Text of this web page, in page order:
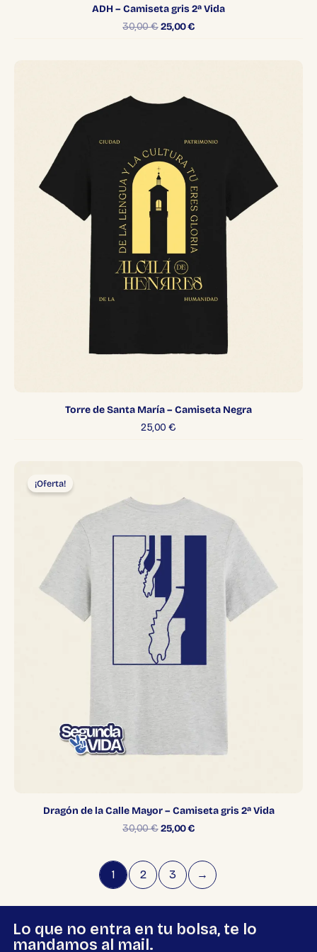
ADH – Camiseta gris 2ª Vida
30,00€ 25,00€
Torre de Santa María – Camiseta Negra
25,00€
¡Oferta!
Dragón de la Calle Mayor – Camiseta gris 2ª Vida
30,00€
era:
25,00€
es:
25,00 €.
1 2 3 →
Lo que no entra en tu bolsa, te lo
mandamos al mail.